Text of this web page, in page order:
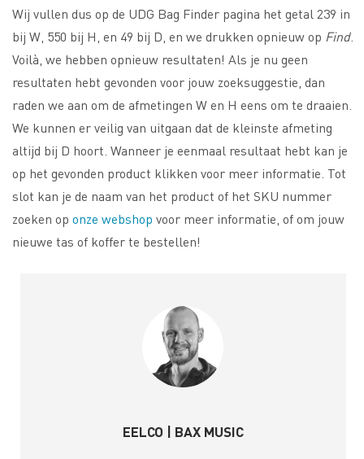
Wij vullen dus op de UDG Bag Finder pagina het getal 239 in
bij W, 550 bij H, en 49 bij D, en we drukken opnieuw op Find.
Voilà, we hebben opnieuw resultaten! Als je nu geen
resultaten hebt gevonden voor jouw zoeksuggestie, dan
raden we aan om de afmetingen W en H eens om te draaien.
We kunnen er veilig van uitgaan dat de kleinste afmeting
altijd bij D hoort. Wanneer je eenmaal resultaat hebt kan je
op het gevonden product klikken voor meer informatie. Tot
slot kan je de naam van het product of het SKU nummer
zoeken op onze webshop voor meer informatie, of om jouw
nieuwe tas of koffer te bestellen!
EELCO | BAX MUSIC